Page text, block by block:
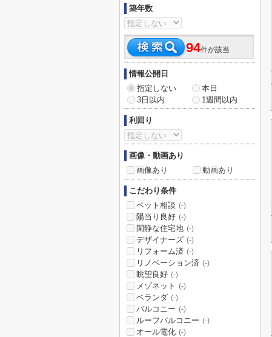
築年数
94件が該当
情報公開日
指定しない
本日
3日以内
1週間以内
利回り
画像・動画あり
画像あり
動画あり
こだわり条件
ペット相談 (-)
陽当り良好 (-)
閑静な住宅地 (-)
デザイナーズ (-)
リフォーム済 (-)
リノベーション済 (-)
眺望良好 (-)
メゾネット (-)
ベランダ (-)
バルコニー (-)
ルーフバルコニー (-)
オール電化 (-)